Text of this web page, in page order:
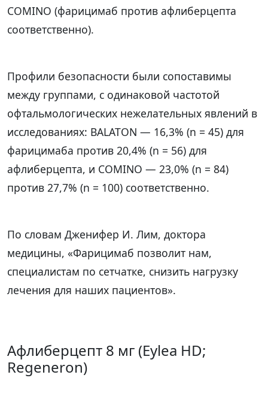
COMINO (фарицимаб против афлиберцепта
соответственно).
Профили безопасности были сопоставимы
между группами, с одинаковой частотой
офтальмологических нежелательных явлений в
исследованиях: BALATON — 16,3% (n = 45) для
фарицимаба против 20,4% (n = 56) для
афлиберцепта, и COMINO — 23,0% (n = 84)
против 27,7% (n = 100) соответственно.
По словам Дженифер И. Лим, доктора
медицины, «Фарицимаб позволит нам,
специалистам по сетчатке, снизить нагрузку
лечения для наших пациентов».
Афлиберцепт 8 мг (Eylea HD;
Regeneron)